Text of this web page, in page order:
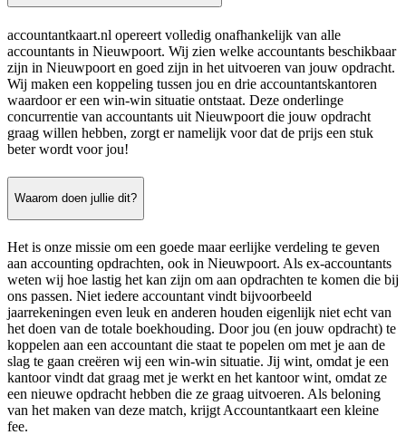
accountantkaart.nl opereert volledig onafhankelijk van alle
accountants in Nieuwpoort. Wij zien welke accountants beschikbaar
zijn in Nieuwpoort en goed zijn in het uitvoeren van jouw opdracht.
Wij maken een koppeling tussen jou en drie accountantskantoren
waardoor er een win-win situatie ontstaat. Deze onderlinge
concurrentie van accountants uit Nieuwpoort die jouw opdracht
graag willen hebben, zorgt er namelijk voor dat de prijs een stuk
beter wordt voor jou!
Waarom doen jullie dit?
Het is onze missie om een goede maar eerlijke verdeling te geven
aan accounting opdrachten, ook in Nieuwpoort. Als ex-accountants
weten wij hoe lastig het kan zijn om aan opdrachten te komen die bij
ons passen. Niet iedere accountant vindt bijvoorbeeld
jaarrekeningen even leuk en anderen houden eigenlijk niet echt van
het doen van de totale boekhouding. Door jou (en jouw opdracht) te
koppelen aan een accountant die staat te popelen om met je aan de
slag te gaan creëren wij een win-win situatie. Jij wint, omdat je een
kantoor vindt dat graag met je werkt en het kantoor wint, omdat ze
een nieuwe opdracht hebben die ze graag uitvoeren. Als beloning
van het maken van deze match, krijgt Accountantkaart een kleine
fee.